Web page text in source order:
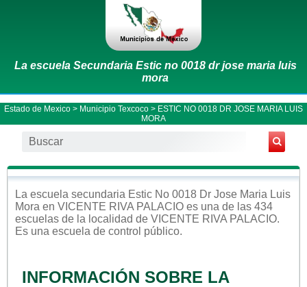
La escuela Secundaria Estic no 0018 dr jose maria luis
mora
Estado de Mexico > Municipio Texcoco > ESTIC NO 0018 DR JOSE MARIA LUIS
MORA
La escuela secundaria Estic No 0018 Dr Jose Maria Luis
Mora en VICENTE RIVA PALACIO es una de las 434
escuelas de la localidad de VICENTE RIVA PALACIO.
Es una escuela de control público.
INFORMACIÓN SOBRE LA